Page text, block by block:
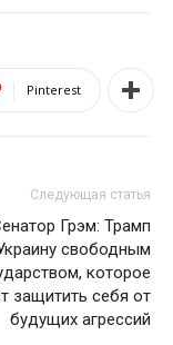
Pinterest
Следующая статья
Грэм: Трамп
свободным
которое
защитить себя от
будущих агрессий